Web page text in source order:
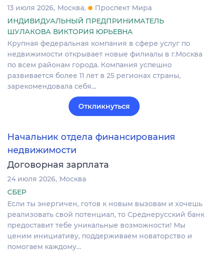
13 июля 2026 Москва
Проспект Мира
ИНДИВИДУАЛЬНЫЙ ПРЕДПРИНИМАТЕЛЬ
ШУЛАКОВА ВИКТОРИЯ ЮРЬЕВНА
Крупная федеральная компания в сфере услуг по
недвижимости открывает новые филиалы в г.Москва
по всем районам города. Компания успешно
развивается более 11 лет в 25 регионах страны,
зарекомендовала себя…
Откликнуться
Начальник отдела финансирования
недвижимости
Договорная зарплата
24 июля 2026 Москва
СБЕР
Если ты энергичен, готов к новым вызовам и хочешь
реализовать свой потенциал, то Среднерусский банк
предоставит тебе уникальные возможности! Мы
ценим инициативу, поддерживаем новаторство и
помогаем каждому…